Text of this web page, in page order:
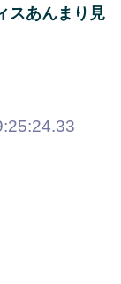
スあんまり見